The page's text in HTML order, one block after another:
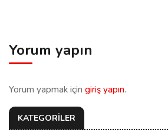
Yorum yapın
Yorum yapmak için giriş yapın.
KATEGORİLER